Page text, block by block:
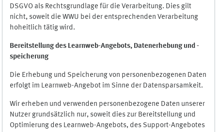
DSGVO als Rechtsgrundlage für die Verarbeitung. Dies gilt
nicht, soweit die WWU bei der entsprechenden Verarbeitung
hoheitlich tätig wird.
Bereitstellung des Learnweb-Angebots, Datenerhebung und -
speicherung
Die Erhebung und Speicherung von personenbezogenen Daten
erfolgt im Learnweb-Angebot im Sinne der Datensparsamkeit.
Wir erheben und verwenden personenbezogene Daten unserer
Nutzer grundsätzlich nur, soweit dies zur Bereitstellung und
Optimierung des Learnweb-Angebots, des Support-Angebotes